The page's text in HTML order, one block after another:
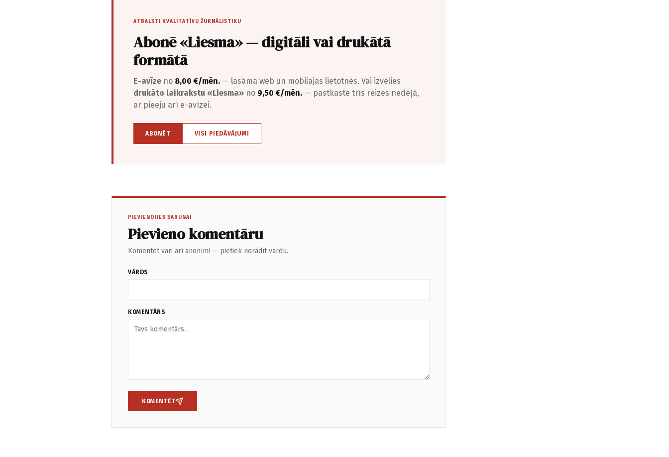
ATBALSTI KVALITATĪVU ŽURNĀLISTIKU
Abonē «Liesma» — digitāli vai drukātā
formātā
E-avīze no 8,00 €/mēn. — lasāma web un mobilajās lietotnēs. Vai izvēlies
drukāto laikrakstu «Liesma» no 9,50 €/mēn. — pastkastē trīs reizes nedēļā,
ar pieeju arī e-avīzei.
ABONĒT VISI PIEDĀVĀJUMI
PIEVIENOJIES SARUNAI
Pievieno komentāru
Komentēt vari arī anonīmi — pietiek norādīt vārdu.
VĀRDS
KOMENTĀRS
KOMENTĒT